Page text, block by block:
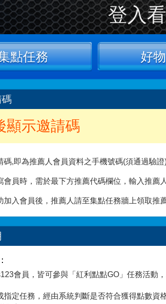
登入
點任務 好
顯示邀請碼
碼,即為推薦人會員資料之手機號碼(須通過驗證
會員時，需於最下方推薦代碼欄位，輸入推薦
加入會員後，推薦人請至集點任務牆上領取推
會員，皆可參與「紅利點點GO」任務活動
定任務，經由系統判斷是否符合獲得點數資